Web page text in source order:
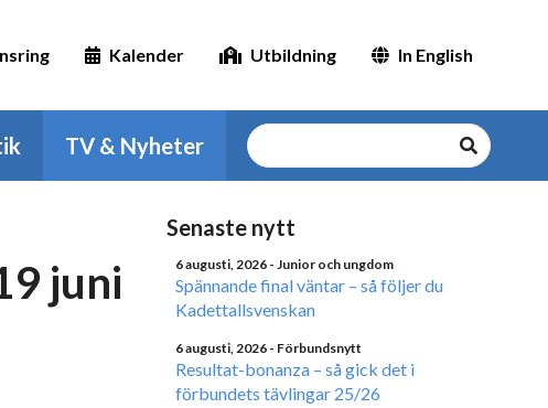
Kalender Utbildning In English
TV & Nyheter
juni
Senaste nytt
6 augusti, 2026 - Junior och ungdom
Spännande final väntar – så följer du
Kadettallsvenskan
6 augusti, 2026 - Förbundsnytt
Resultat-bonanza – så gick det i
förbundets tävlingar 25/26